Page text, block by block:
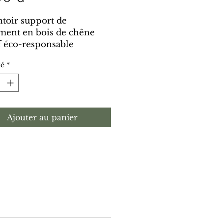
support de
en bois de chêne
éco-responsable
épuré idéal pour
et sublimer votre
*
Ajouter au panier